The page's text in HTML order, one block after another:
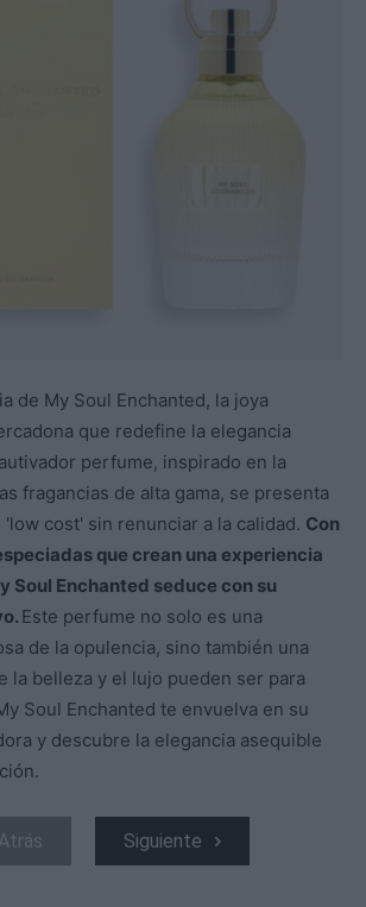
de My Soul Enchanted, la joya
que redefine la elegancia
perfume, inspirado en la
fragancias de alta gama, se presenta
cost' sin renunciar a la calidad. Con
que crean una experiencia
Soul Enchanted seduce con su
Este perfume no solo es una
de la opulencia, sino también una
la belleza y el lujo pueden ser para
Soul Enchanted te envuelva en su
y descubre la elegancia asequible
Atrás Siguiente